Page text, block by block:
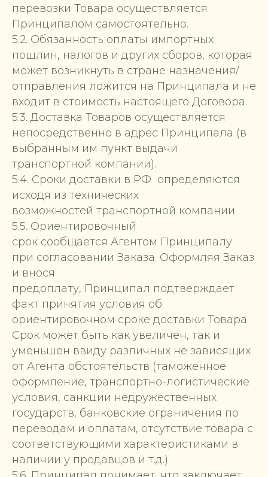
перевозки Товара осуществляется
Принципалом самостоятельно.
5.2. Обязанность оплаты импортных
пошлин, налогов и других сборов, которая
может возникнуть в стране назначения/
отправления ложится на Принципала и не
входит в стоимость настоящего Договора.
5.3. Доставка Товаров осуществляется
непосредственно в адрес Принципала (в
выбранным им пункт выдачи
транспортной компании).
5.4. Сроки доставки в РФ определяются
исходя из технических
возможностей транспортной компании.
5.5. Ориентировочный
срок сообщается Агентом Принципалу
при согласовании Заказа. Оформляя Заказ
и внося
предоплату, Принципал подтверждает
факт принятия условия об
ориентировочном сроке доставки Товара.
Срок может быть как увеличен, так и
уменьшен ввиду различных не зависящих
от Агента обстоятельств (таможенное
оформление, транспортно-логистические
условия, санкции недружественных
государств, банковские ограничения по
переводам и оплатам, отсутствие товара с
соответствующими характеристиками в
наличии у продавцов и т.д.).